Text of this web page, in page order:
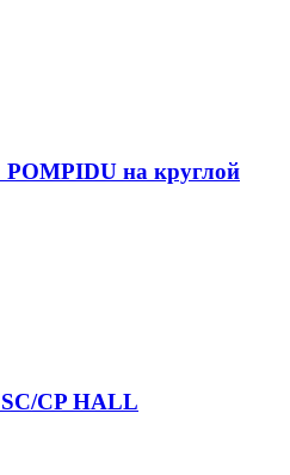
на круглой
CP HALL